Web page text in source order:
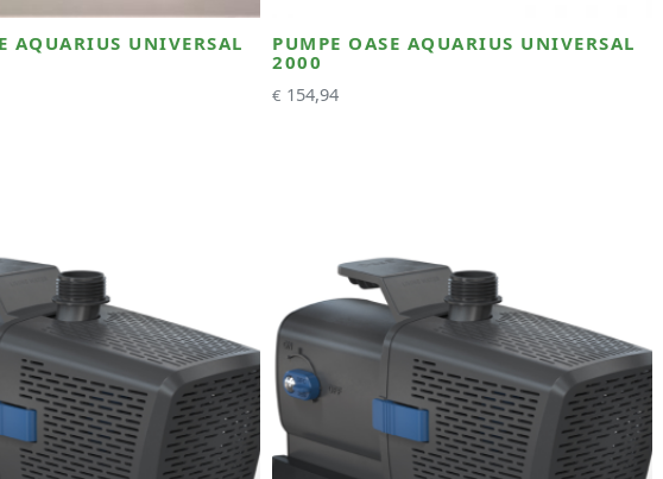
AQUARIUS UNIVERSAL
PUMPE OASE AQUARIUS UNIVERSAL
2000
€ 154,94